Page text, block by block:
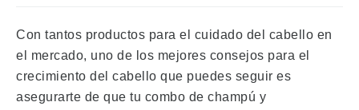
Con tantos productos para el cuidado del cabello en
el mercado, uno de los mejores consejos para el
crecimiento del cabello que puedes seguir es
asegurarte de que tu combo de champú y